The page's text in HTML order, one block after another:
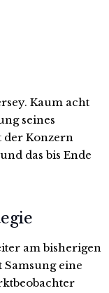
Kaum acht
seines
der Konzern
das bis Ende
am bisherigen
eine